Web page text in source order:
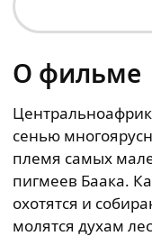
О фильме
сенью
племя самых
пигмеев Баака.
охотятся и
молятся духам